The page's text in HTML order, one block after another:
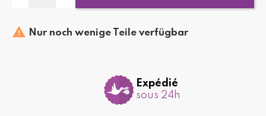
 Nur noch wenige Teile verfügbar
Expédié
sous 24h